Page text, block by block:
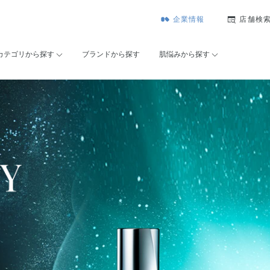
企業情報 店舗検
テゴリから探す ブランドから探す 肌悩みから探す